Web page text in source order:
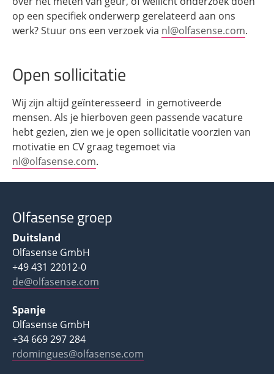
op een specifiek onderwerp gerelateerd aan ons
werk? Stuur ons een verzoek via nl@olfasense.com.
Open sollicitatie
Wij zijn altijd geïnteresseerd in gemotiveerde
mensen. Als je hierboven geen passende vacature
hebt gezien, zien we je open sollicitatie voorzien van
motivatie en CV graag tegemoet via
nl@olfasense.com.
Olfasense groep
Duitsland
Olfasense GmbH
+49 431 22012-0
de@olfasense.com
Spanje
Olfasense GmbH
+34 669 297 284
rdomingues@olfasense.com